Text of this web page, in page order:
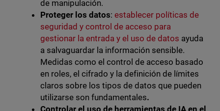
de manipulación.
Proteger los datos: establecer políticas de
seguridad y control de acceso para
gestionar la entrada y el uso de datos ayuda
a salvaguardar la información sensible.
Medidas como el control de acceso basado
en roles, el cifrado y la definición de límites
claros sobre los tipos de datos que pueden
utilizarse son fundamentales.